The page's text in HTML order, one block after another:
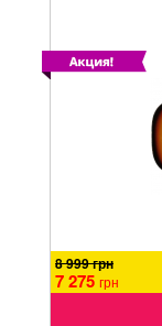
8 999 грн
7 275 грн